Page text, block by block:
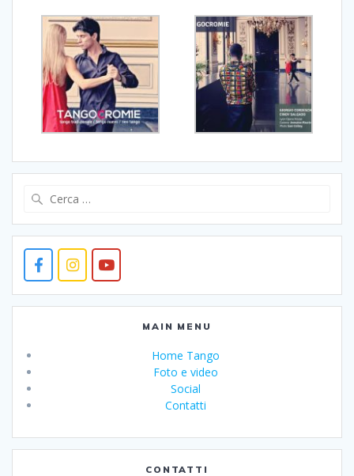
MAIN MENU
Home Tango
Foto e video
Social
Contatti
CONTATTI